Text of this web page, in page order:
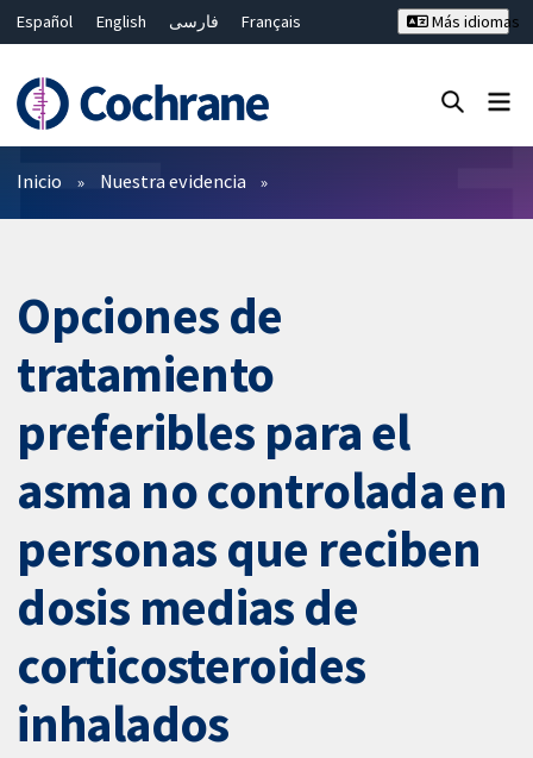
Español English فارسی
Français
Bahasa Malaysia
ไทย 繁體中文
Más idiomas
Filtros
Inicio Nuestra evidencia
Opciones de
tratamiento
preferibles para el
asma no controlada en
personas que reciben
dosis medias de
corticosteroides
inhalados